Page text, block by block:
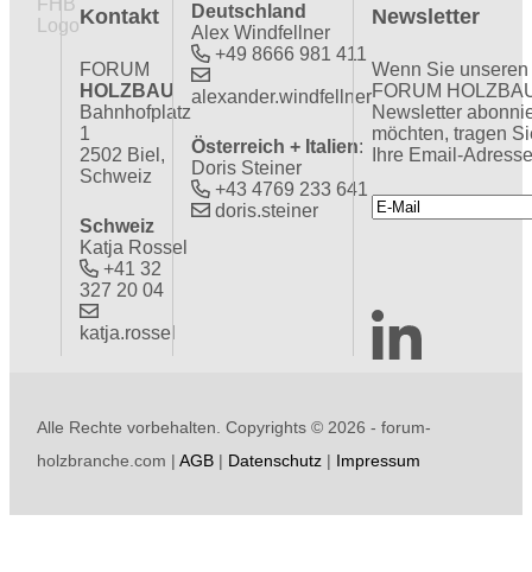
Kontakt
FORUM
HOLZBAU
Bahnhofplatz
1
2502 Biel,
Schweiz
Schweiz
Katja Rossel
+41 32
327 20 04
katja.rossel
Deutschland
Alex Windfellner
+49 8666 981 411
alexander.windfellner
Österreich + Italien:
Doris Steiner
+43 4769 233 641
doris.steiner
Newsletter
Wenn Sie unseren
FORUM
Newsletter
möchten, tragen
Ihre Email-
Alle Rechte vorbehalten. Copyrights © 2026 - forum-
holzbranche.com |AGB | Datenschutz | Impressum